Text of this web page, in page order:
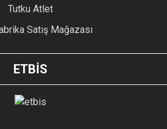
Tutku Atlet
Satış Mağazası
ETBİS